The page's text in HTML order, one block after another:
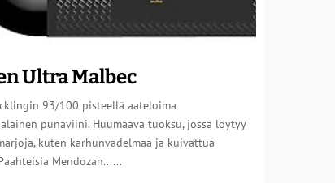
Ultra Malbec
93/100 pisteellä aateloima
punaviini. Huumaava tuoksu, jossa löytyy
kuten karhunvadelmaa ja kuivattua
Mendozan......